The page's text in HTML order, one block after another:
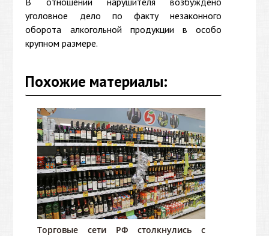
уголовное дело по факту незаконного
оборота алкогольной продукции в особо
крупном размере.
Похожие материалы:
Торговые сети РФ столкнулись с